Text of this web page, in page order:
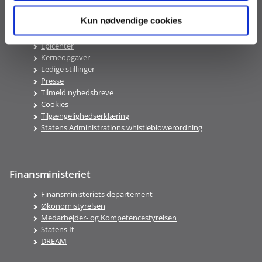
Kun nødvendige cookies
Kundeportalen
Lønportal
Epicenter
Kerneopgaver
Ledige stillinger
Presse
Tilmeld nyhedsbreve
Cookies
Tilgængelighedserklæring
Statens Administrations whistleblowerordning
Finansministeriet
Finansministeriets departement
Økonomistyrelsen
Medarbejder- og Kompetencestyrelsen
Statens It
DREAM